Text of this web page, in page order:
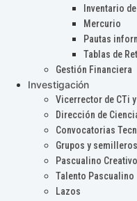
Inventario
Mercurio
Pautas
Tablas de
Gestión Financiera
Investigación
Vicerrector de CTi
Dirección de
Convocatorias
Grupos y semilleros
Pascualino
Talento Pascualino
Lazos